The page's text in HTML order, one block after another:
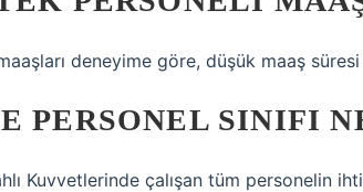
deneyime göre, düşük maaş süresi
PERSONEL SINIFI
Kuvvetlerinde çalışan tüm personelin